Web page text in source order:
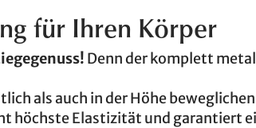
für Ihren Körper
Denn der komplett
als auch in der Höhe
höchste Elastizität und garantiert